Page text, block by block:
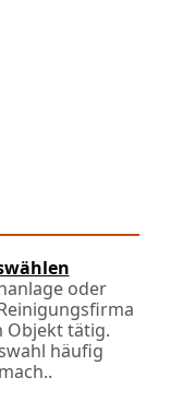
oder
Objekt tätig.
häufig